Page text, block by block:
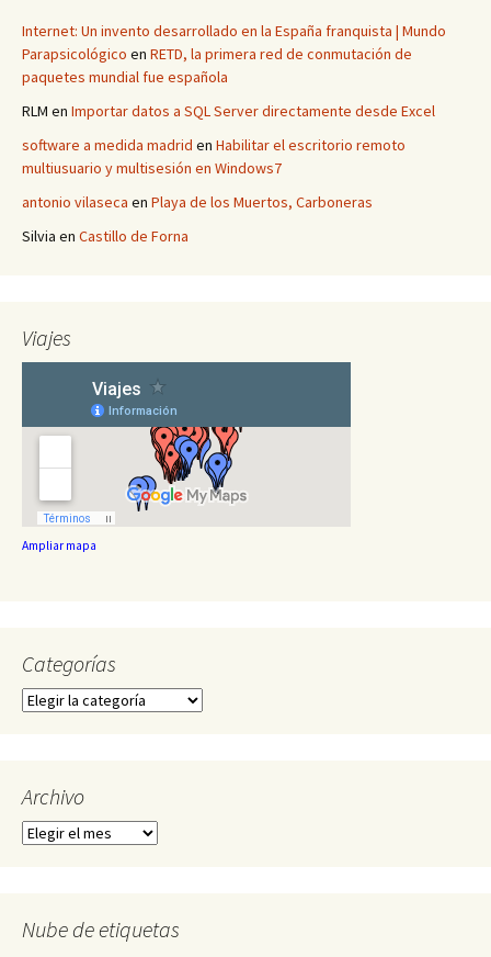
Internet: Un invento desarrollado en la España franquista | Mundo
Parapsicológico en RETD, la primera red de conmutación de
paquetes mundial fue española
RLM en Importar datos a SQL Server directamente desde Excel
software a medida madrid en Habilitar el escritorio remoto
multiusuario y multisesión en Windows7
antonio vilaseca en Playa de los Muertos, Carboneras
Silvia en Castillo de Forna
Viajes
Ampliar mapa
Categorías
Categorías
Archivo
Archivo
Nube de etiquetas